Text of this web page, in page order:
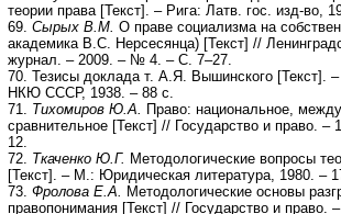
теории права [Текст]. – Рига: Латв. гос. изд-во,
69. Сырых В.М. О праве социализма на
академика В.С. Нерсесянца) [Текст] //
журнал. – 2009. – № 4. – С. 7–27.
70. Тезисы доклада т. А.Я. Вышинского [Текст].
НКЮ СССР, 1938. – 88 с.
71. Тихомиров Ю.А.
Право: национальное,
сравнительное [Текст] // Государство и право.
12.
72. Ткаченко Ю.Г. Методологические вопросы
[Текст]. – М.: Юридическая литература, 1980. –
73. Фролова Е.А.
Методологические основы
правопонимания [Текст] // Государство и право.